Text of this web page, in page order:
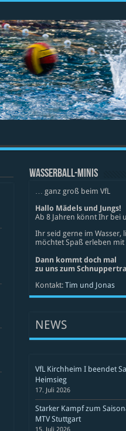
WASSERBALL-MINIS
… ganz groß beim VfL
Hallo Mädels und Jungs!
Ab 8 Jahren könnt Ihr bei
Ihr seid gerne im Wasser,
möchtet Spaß erleben mit
Dann kommt doch mal
zu uns zum
Kontakt: Tim und Jonas
NEWS
VfL Kirchheim I beendet
Heimsieg
17. Juli 2026
Starker Kampf zum
MTV Stuttgart